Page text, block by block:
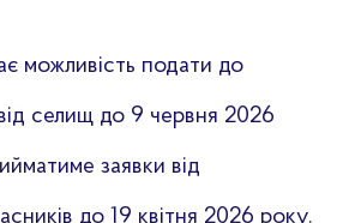
можливість подати до
селищ до 9 червня 2026
заявки від
до 19 квітня 2026 року.